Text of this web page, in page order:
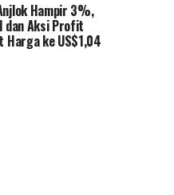
Hampir 3%,
dan Aksi Profit
Harga ke US$1,04